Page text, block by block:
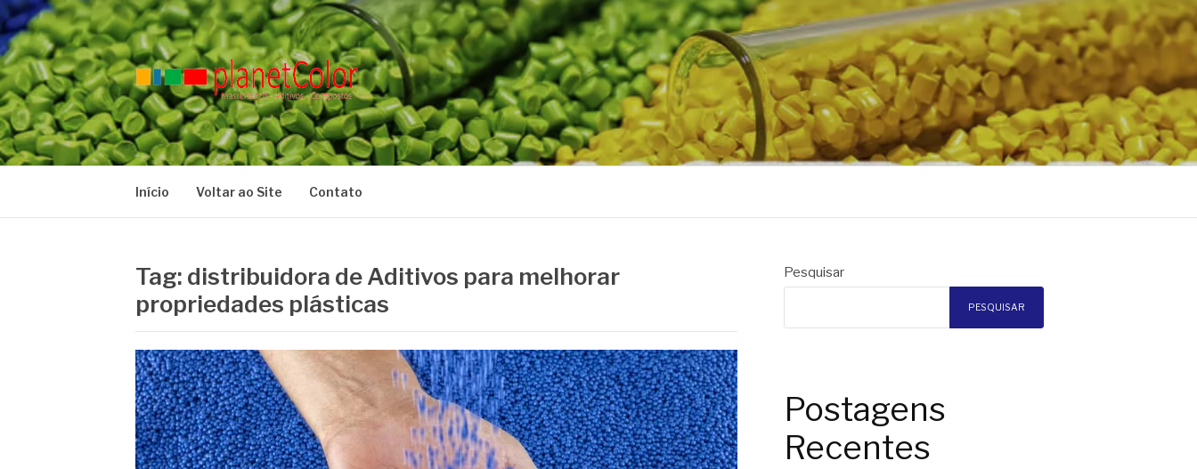
Pular
para
o
conteúdo
PLANET COLOR
Blog
Início Voltar ao Site Contato
Tag: distribuidora de Aditivos para melhorar
propriedades plásticas
Pesquisar
PESQUISAR
Postagens
Recentes